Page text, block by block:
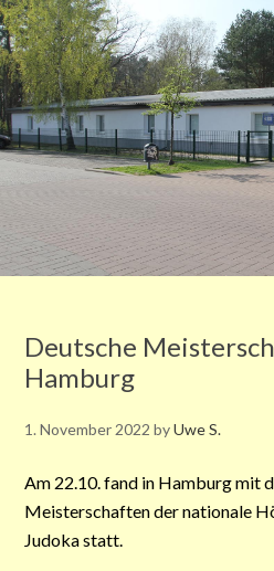
Deutsche
Hamburg
1. November 2022 byUwe S.
Am 22.10. fand in Hamburgmit
Meisterschaften der nationale
Judoka statt.